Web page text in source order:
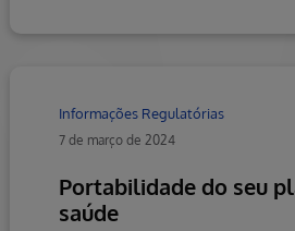
Informações Regulatórias
7 de março de 2024
Portabilidade do seu
saúde